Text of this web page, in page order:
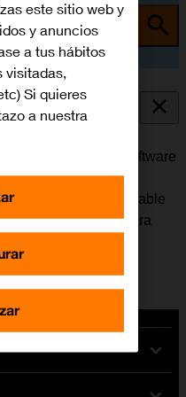
móvil
con la versión de software
suele ir corrigiendo
Es recomendable
de la memoria. Para
es necesario
este sitio web y
y anuncios
a tus hábitos
visitadas,
Si quieres
a nuestra